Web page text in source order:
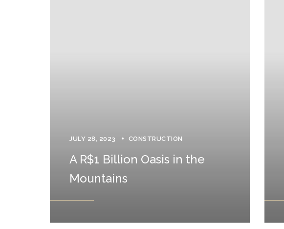
JULY 28, 2023 CONSTRUCTION
A R$1 Billion Oasis in the
Mountains